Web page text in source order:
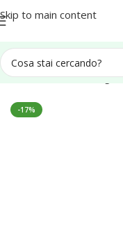
Skip to main content
Home Casette in legno
-17%